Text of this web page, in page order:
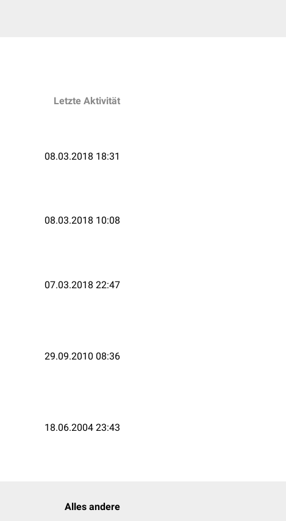
Letzte Aktivität
08.03.2018 18:31
08.03.2018 10:08
07.03.2018 22:47
29.09.2010 08:36
18.06.2004 23:43
Alles andere